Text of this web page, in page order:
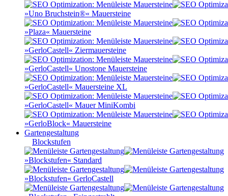
»Uno Bruchstein®« Mauersteine
»Plaza« Mauersteine
»GerloCastell« Ziermauersteine
»GerloCastell« Unostone Mauersteine
»GerloCastell« Mauersteine XL
»GerloCastell« Mauer MiniKombi
»GerloBlock« Mauersteine
Gartengestaltung
Blockstufen
»Blockstufen« Standard
»Blockstufen« GerloCastell